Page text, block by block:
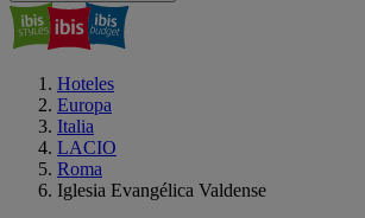
Hoteles
Europa
Italia
LACIO
Roma
Iglesia Evangélica Valdense